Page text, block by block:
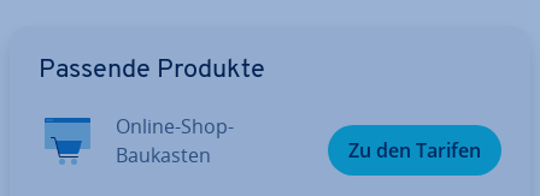
Passende Produkte
Online-Shop-
Baukasten
Zu den Tarifen